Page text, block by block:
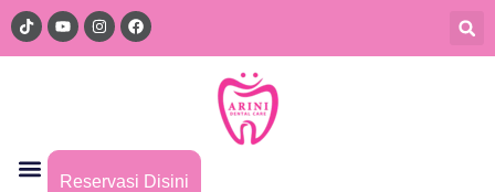
Reservasi Disini